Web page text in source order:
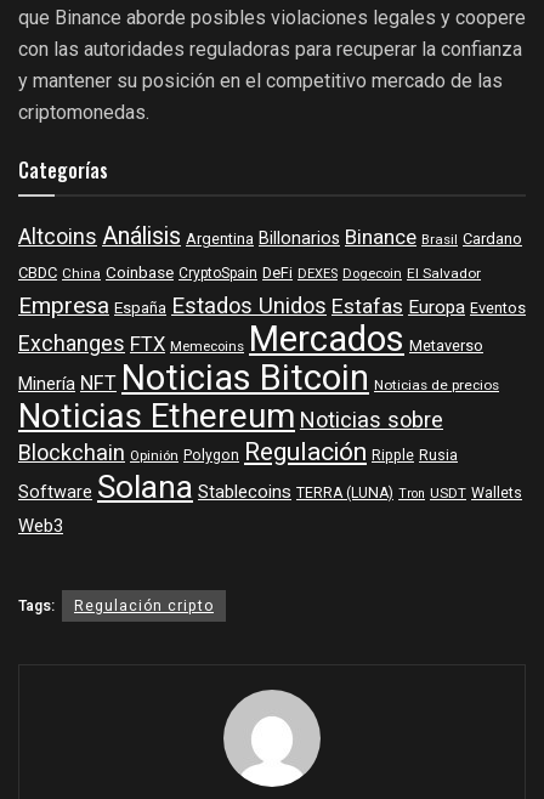
que Binance aborde posibles violaciones legales y coopere
con las autoridades reguladoras para recuperar la confianza
y mantener su posición en el competitivo mercado de las
criptomonedas.
Categorías
AltcoinsAnálisis Argentina Billonarios Binance Brasil Cardano
CBDC China Coinbase CryptoSpain DeFi DEXES Dogecoin El Salvador
Empresa España Estados UnidosEstafasEuropa Eventos
ExchangesFTX Memecoins Mercados Metaverso
MineríaNFTNoticias Bitcoin Noticias de precios
Noticias EthereumNoticias sobre
Blockchain Opinión Polygon Regulación Ripple Rusia
Software SolanaStablecoins TERRA (LUNA) Tron USDT Wallets
Web3
Tags: Regulación cripto